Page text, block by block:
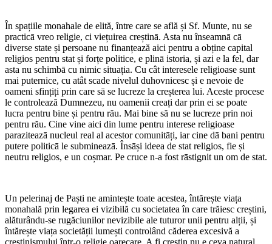
În spațiile monahale de elită, între care se află și Sf. Munte, nu se
practicā vreo religie, ci viețuirea creștinā. Asta nu înseamnā cā
diverse state și persoane nu finanțează aici pentru a obține capital
religios pentru stat și forțe politice, e plinā istoria, și azi e la fel, dar
asta nu schimbā cu nimic situația. Cu cât interesele religioase sunt
mai puternice, cu atât scade nivelul duhovnicesc și e nevoie de
oameni sfințiți prin care sā se lucreze la creșterea lui. Aceste procese
le controlează Dumnezeu, nu oamenii creați dar prin ei se poate
lucra pentru bine și pentru rău. Mai bine să nu se lucreze prin noi
pentru rău. Cine vine aici din lume pentru interese religioase
paraziteazā nucleul real al acestor comunitāți, iar cine dā bani pentru
putere politicā le submineazā. Însāși ideea de stat religios, fie și
neutru religios, e un coșmar. Pe cruce n-a fost rāstignit un om de stat.
Un pelerinaj de Paști ne amintește toate acestea, întărește viața
monahală prin legarea ei vizibilă cu societatea în care trăiesc creștini,
alăturându-se rugăciunilor nevizibile ale tuturor unii pentru alții, și
întărește viața societății lumești controlând căderea excesivă a
creștinismului într-o religie oarecare. A fi creștin nu e ceva natural,